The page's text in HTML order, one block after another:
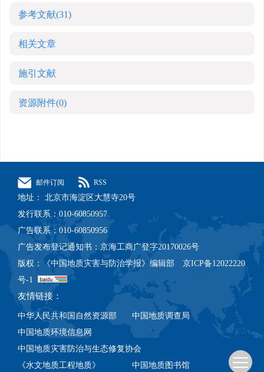
参考文献(31)
相关文章
施引文献
资源附件(0)
邮件订阅 RSS
地址： 北京市海淀区大慧寺20号
发行联系：010-60850957
广告联系：010-60850956
广告发布登记通知书：京海工商广登字20170026号
版权：《中国地质灾害与防治学报》编辑部 京ICP备12022220
号-1
友情链接：
中华人民共和国自然资源部
中国地质调查局
中国地质环境信息网
中国地质灾害防治与生态修复协会
《水文地质工程地质》
中国地质图书馆